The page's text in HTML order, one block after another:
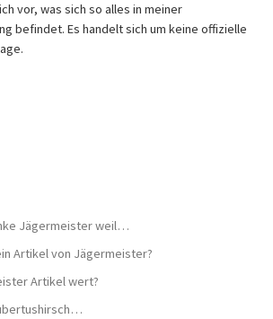
vor, was sich so alles in meiner
befindet. Es handelt sich um keine offizielle
Jägermeister weil…
Artikel von Jägermeister?
Artikel wert?